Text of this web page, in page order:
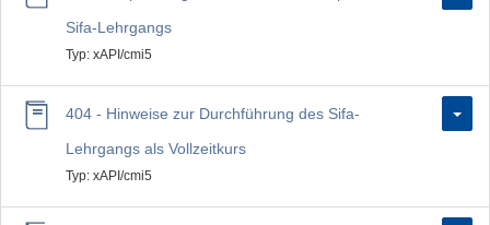
Sifa-Lehrgangs
Typ: xAPI/cmi5
404 - Hinweise zur Durchführung des Sifa-
Lehrgangs als Vollzeitkurs
Typ: xAPI/cmi5